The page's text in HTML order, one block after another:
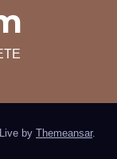
by Themeansar.